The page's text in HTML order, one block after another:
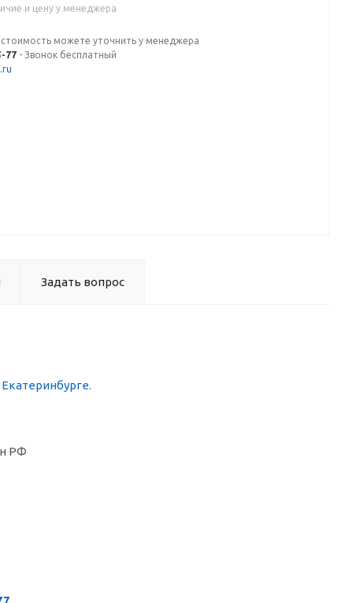
и цену у менеджера
можете уточнить у менеджера
77 - Звонок бесплатный
Задать вопрос
.
РФ